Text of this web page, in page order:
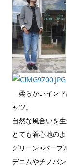
柔らかいインド
ャツ。
自然な風合いを
とても着心地の
グリーン×パープ
デニムやチノパ